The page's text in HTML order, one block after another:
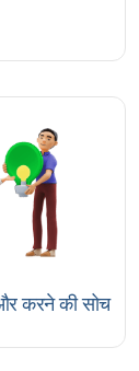
करने की सोच